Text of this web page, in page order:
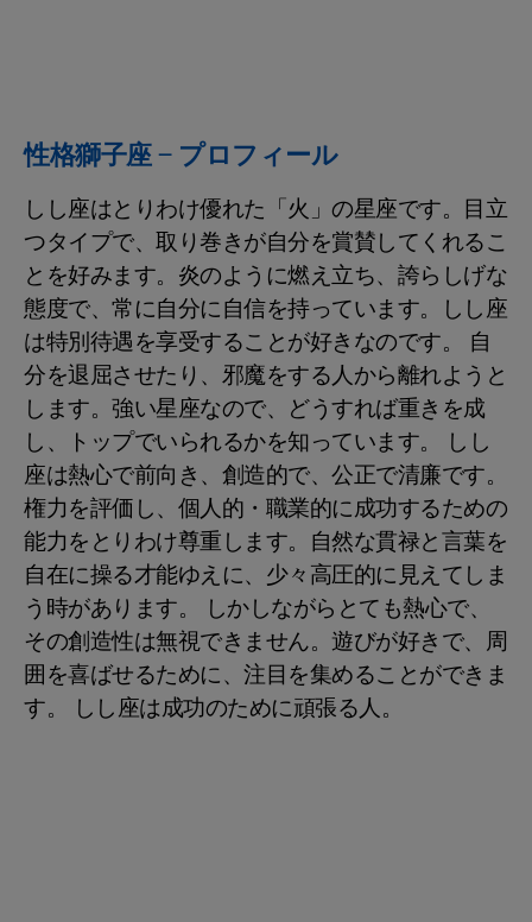
性格獅子座 – プロフィール
しし座はとりわけ優れた「火」の星座です。目立
つタイプで、取り巻きが自分を賞賛してくれるこ
とを好みます。炎のように燃え立ち、誇らしげな
態度で、常に自分に自信を持っています。しし座
は特別待遇を享受することが好きなのです。 自
分を退屈させたり、邪魔をする人から離れようと
します。強い星座なので、どうすれば重きを成
し、トップでいられるかを知っています。 しし
座は熱心で前向き、創造的で、公正で清廉です。
権力を評価し、個人的・職業的に成功するための
能力をとりわけ尊重します。自然な貫禄と言葉を
自在に操る才能ゆえに、少々高圧的に見えてしま
う時があります。 しかしながらとても熱心で、
その創造性は無視できません。遊びが好きで、周
囲を喜ばせるために、注目を集めることができま
す。 しし座は成功のために頑張る人。